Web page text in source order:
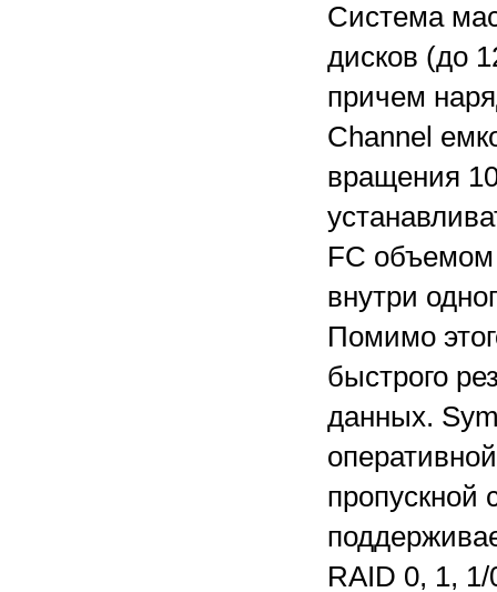
Система
дисков (до
причем
Channel
вращения
FC объемом
внутри
Помимо
быстрого
данных.
пропускной
RAID 0, 1,